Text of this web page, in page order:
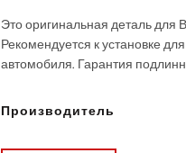
Это оригинальная деталь для
Рекомендуется к установке
автомобиля. Гарантия
Производитель